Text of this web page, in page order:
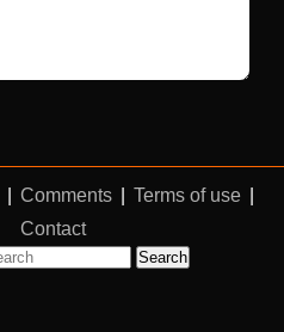
Comments Terms of use
Contact
Search